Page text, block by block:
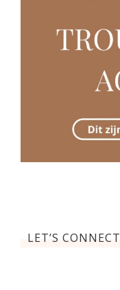
LET’S CONNECT